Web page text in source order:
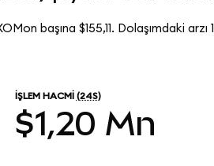
başına $155,11. Dolaşımdaki
İŞLEM HACMI (24S)
$1,20 Mn